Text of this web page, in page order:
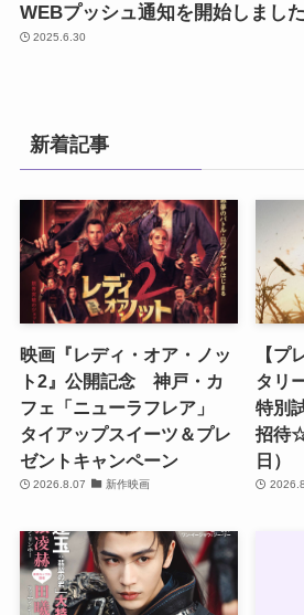
WEBプッシュ通知を開始しました
2025.6.30
新着記事
映画『レディ・オア・ノッ
ト2』公開記念 神戸・カ
フェ「ニューラフレア」
タイアップスイーツ＆プレ
ゼントキャンペーン
2026.8.07 新作映画
【プ
タリ
特別
招待
日）